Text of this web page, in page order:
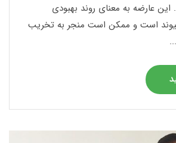
این عارضه به معنای روند بهبودی
پیوند است و ممکن است منجر به تخریب